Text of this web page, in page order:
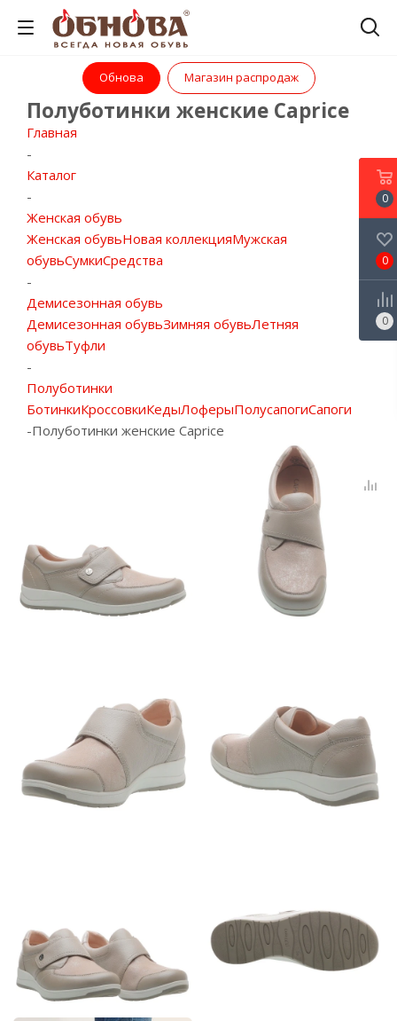
Обнова Магазин распродаж
Полуботинки женские Caprice
Главная
-
Каталог
-
Женская обувь
Женская обувьНовая коллекцияМужская
обувьСумкиСредства
-
Демисезонная обувь
Демисезонная обувьЗимняя обувьЛетняя
обувьТуфли
-
Полуботинки
БотинкиКроссовкиКедыЛоферыПолусапогиСапоги
-Полуботинки женские Caprice
0
0
0